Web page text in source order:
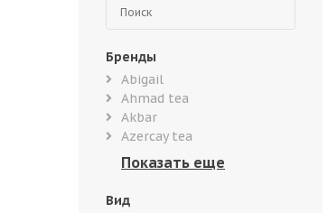
Бренды
Abigail
Ahmad tea
Akbar
Azercay tea
Вид